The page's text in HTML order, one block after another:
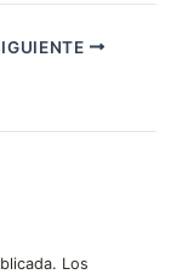
Los